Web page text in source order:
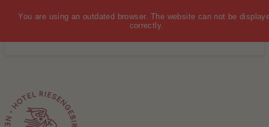
MENÜ
Wo ist eigentlich Nürnberg?
You are using an outdated browser. The website can not be
correctly.